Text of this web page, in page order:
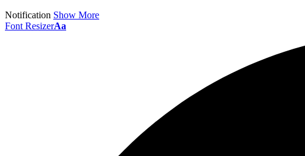
Notification Show More
Font ResizerAa